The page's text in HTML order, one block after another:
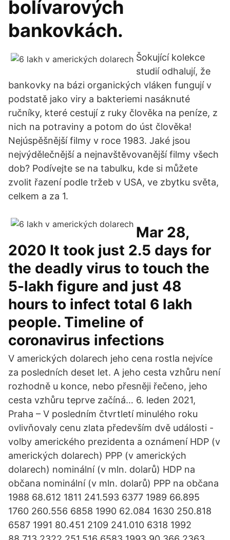
bolívarových
bankovkách.
Šokující kolekce
studií odhalují, že
bankovky na bázi organických vláken fungují v
podstatě jako viry a bakteriemi nasáknuté
ručníky, které cestují z ruky člověka na peníze, z
nich na potraviny a potom do úst člověka!
Nejúspěšnější filmy v roce 1983. Jaké jsou
nejvýdělečnější a nejnavštěvovanější filmy všech
dob? Podívejte se na tabulku, kde si můžete
zvolit řazení podle tržeb v USA, ve zbytku světa,
celkem a za 1.
Mar 28,
2020 It took just 2.5 days for
the deadly virus to touch the
5-lakh figure and just 48
hours to infect total 6 lakh
people. Timeline of
coronavirus infections
V amerických dolarech jeho cena rostla nejvíce
za posledních deset let. A jeho cesta vzhůru není
rozhodně u konce, nebo přesněji řečeno, jeho
cesta vzhůru teprve začíná… 6. leden 2021,
Praha – V posledním čtvrtletí minulého roku
ovlivňovaly cenu zlata především dvě události -
volby amerického prezidenta a oznámení HDP (v
amerických dolarech) PPP (v amerických
dolarech) nominální (v mln. dolarů) HDP na
občana nominální (v mln. dolarů) PPP na občana
1988 68.612 1811 241.593 6377 1989 66.895
1760 260.556 6858 1990 62.084 1630 250.818
6587 1991 80.451 2109 241.010 6318 1992